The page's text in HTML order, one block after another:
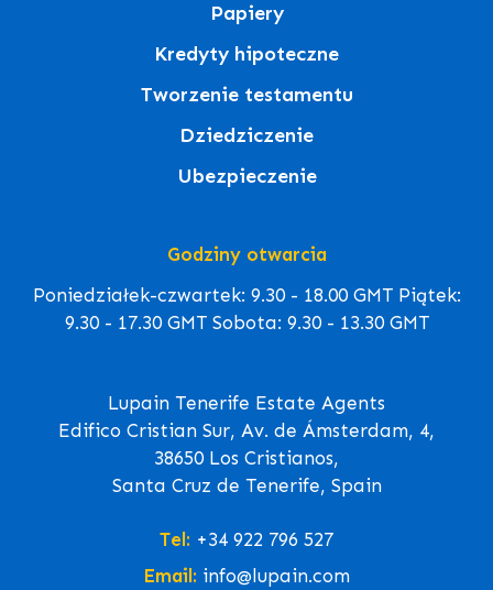
Papiery
Kredyty hipoteczne
Tworzenie testamentu
Dziedziczenie
Ubezpieczenie
Godziny otwarcia
Poniedziałek-czwartek: 9.30 - 18.00 GMT Piątek:
9.30 - 17.30 GMT Sobota: 9.30 - 13.30 GMT
Lupain Tenerife Estate Agents
Edifico Cristian Sur, Av. de Ámsterdam, 4,
38650 Los Cristianos,
Santa Cruz de Tenerife, Spain
Tel: +34 922 796 527
Email: info@lupain.com